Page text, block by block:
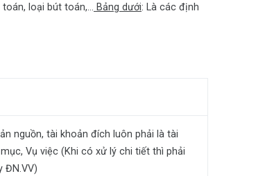
loại bút toán,… Bảng dưới: Là các định
nguồn, tài khoản đích luôn phải là tài
Vụ việc (Khi có xử lý chi tiết thì phải
ĐN.VV)